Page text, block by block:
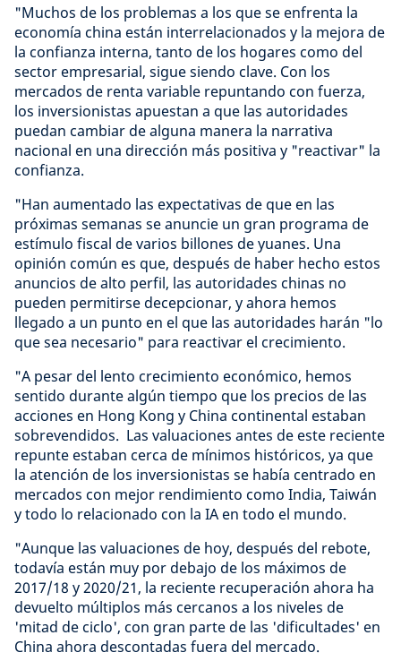
"Muchos de los problemas a los que se enfrenta la
economía china están interrelacionados y la mejora de
la confianza interna, tanto de los hogares como del
sector empresarial, sigue siendo clave. Con los
mercados de renta variable repuntando con fuerza,
los inversionistas apuestan a que las autoridades
puedan cambiar de alguna manera la narrativa
nacional en una dirección más positiva y "reactivar" la
confianza.
"Han aumentado las expectativas de que en las
próximas semanas se anuncie un gran programa de
estímulo fiscal de varios billones de yuanes. Una
opinión común es que, después de haber hecho estos
anuncios de alto perfil, las autoridades chinas no
pueden permitirse decepcionar, y ahora hemos
llegado a un punto en el que las autoridades harán "lo
que sea necesario" para reactivar el crecimiento.
"A pesar del lento crecimiento económico, hemos
sentido durante algún tiempo que los precios de las
acciones en Hong Kong y China continental estaban
sobrevendidos. Las valuaciones antes de este reciente
repunte estaban cerca de mínimos históricos, ya que
la atención de los inversionistas se había centrado en
mercados con mejor rendimiento como India, Taiwán
y todo lo relacionado con la IA en todo el mundo.
"Aunque las valuaciones de hoy, después del rebote,
todavía están muy por debajo de los máximos de
2017/18 y 2020/21, la reciente recuperación ahora ha
devuelto múltiplos más cercanos a los niveles de
'mitad de ciclo', con gran parte de las 'dificultades' en
China ahora descontadas fuera del mercado.